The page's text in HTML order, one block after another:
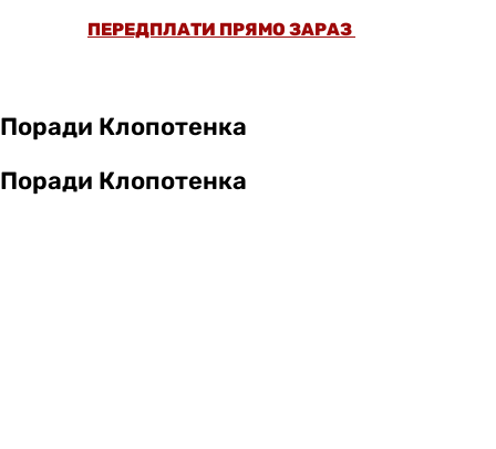
ПЕРЕДПЛАТИ ПРЯМО ЗАРАЗ
Поради Клопотенка
Поради Клопотенка